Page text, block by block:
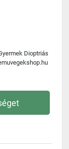
Dioptriás